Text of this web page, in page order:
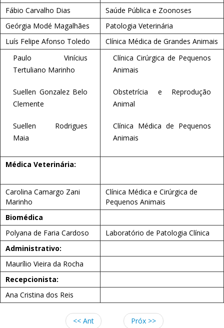
Fábio Carvalho Dias
Saúde Pública e Zoonoses
Geórgia Modé Magalhães
Patologia Veterinária
Luís Felipe Afonso Toledo
Clínica Médica de Grandes Animais
Paulo Vinícius
Tertuliano Marinho
Suellen Gonzalez Belo
Clemente
Suellen Rodrigues
Maia
Clínica Cirúrgica de Pequenos
Animais
Obstetrícia e Reprodução
Animal
Clínica Médica de Pequenos
Animais
Médica Veterinária:
Carolina Camargo Zani
Marinho
Clínica Médica e Cirúrgica de
Pequenos Animais
Biomédica
Polyana de Faria Cardoso
Laboratório de Patologia Clínica
Administrativo:
Maurílio Vieira da Rocha
Recepcionista:
Ana Cristina dos Reis
<< Ant Próx >>